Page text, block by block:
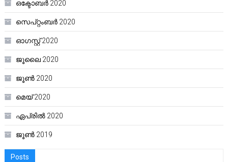
ഒക്ടോബർ 2020
സെപ്റ്റംബർ 2020
ഓഗസ്റ്റ്‌ 2020
ജൂലൈ 2020
ജൂൺ 2020
മെയ്‌ 2020
ഏപ്രിൽ 2020
ജൂൺ 2019
Posts